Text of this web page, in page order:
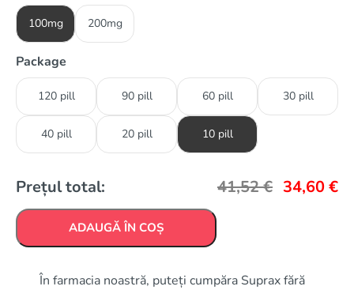
100mg 200mg
Package
120 pill 90 pill 60 pill 30 pill
40 pill 20 pill 10 pill
Prețul total: 41,52€ 34,60€
ADAUGĂ ÎN COȘ
În farmacia noastră, puteți cumpăra Suprax fără